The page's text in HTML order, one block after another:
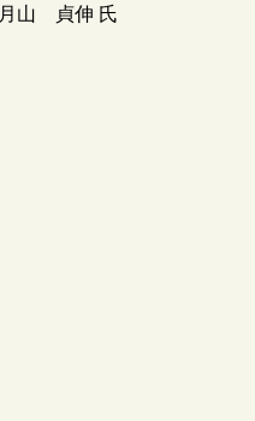
月山 貞伸 氏